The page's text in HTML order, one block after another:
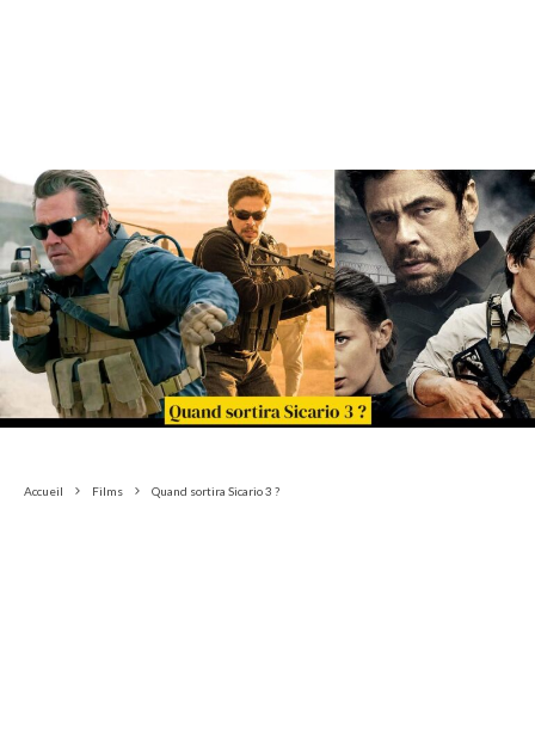
Accueil Films Quand sortira Sicario 3 ?